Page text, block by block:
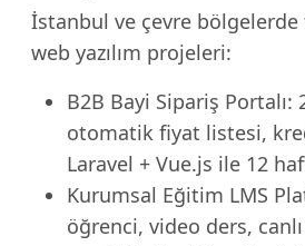
İstanbul ve çevre bölgelerde
web yazılım projeleri:
B2B Bayi Sipariş Portalı:
otomatik fiyat listesi,
Laravel + Vue.js ile 12
Kurumsal Eğitim LMS
öğrenci, video ders,